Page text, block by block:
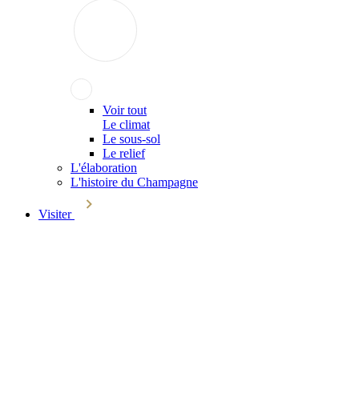
Voir tout
Le climat
Le sous-sol
Le relief
L'élaboration
L'histoire du Champagne
Visiter